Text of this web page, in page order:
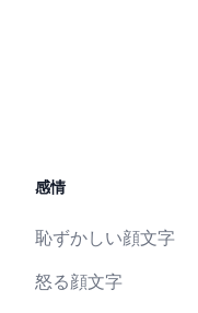
感情
恥ずかしい顔文字
怒る顔文字